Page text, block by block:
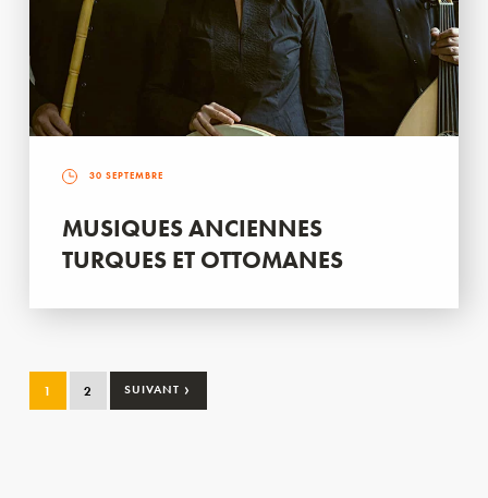
30 SEPTEMBRE
MUSIQUES ANCIENNES
TURQUES ET OTTOMANES
1 2 SUIVANT ›